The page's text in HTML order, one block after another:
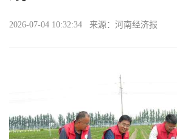
2026-07-04 10:32:34 来源：河南经济报